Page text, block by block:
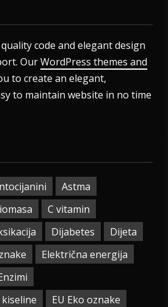
code and elegant design
OurWordPress themes and
to create an elegant,
to maintain website in no time
Astma
C vitamin
Dijabetes
Dijeta
Električna energija
EU Eko oznake